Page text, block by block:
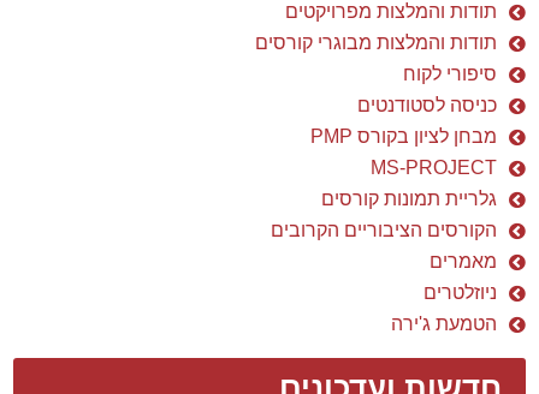
תודות והמלצות מפרויקטים
תודות והמלצות מבוגרי קורסים
סיפורי לקוח
כניסה לסטודנטים
מבחן לציון בקורס PMP
MS-PROJECT
גלריית תמונות קורסים
הקורסים הציבוריים הקרובים
מאמרים
ניוזלטרים
הטמעת ג'ירה